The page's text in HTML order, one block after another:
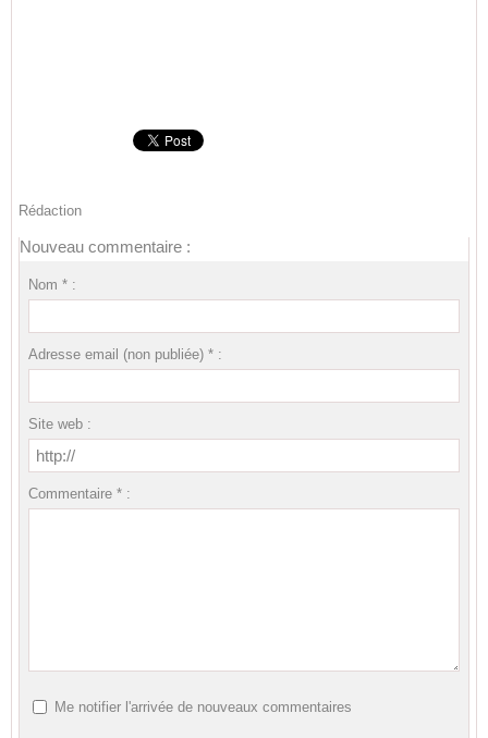
Rédaction
Nouveau commentaire :
Nom * :
Adresse email (non publiée) * :
Site web :
Commentaire * :
Me notifier l'arrivée de nouveaux commentaires